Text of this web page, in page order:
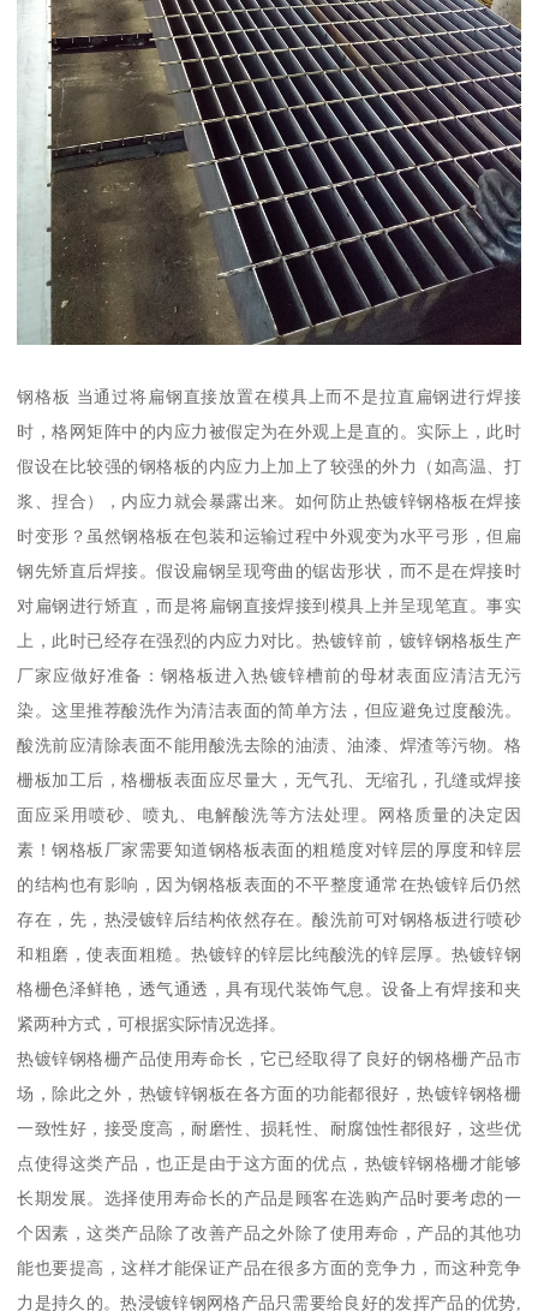
钢格板 当通过将扁钢直接放置在模具上而不是拉直扁钢进行焊接
时，格网矩阵中的内应力被假定为在外观上是直的。实际上，此时
假设在比较强的钢格板的内应力上加上了较强的外力（如高温、打
浆、捏合），内应力就会暴露出来。如何防止热镀锌钢格板在焊接
时变形？虽然钢格板在包装和运输过程中外观变为水平弓形，但扁
钢先矫直后焊接。假设扁钢呈现弯曲的锯齿形状，而不是在焊接时
对扁钢进行矫直，而是将扁钢直接焊接到模具上并呈现笔直。事实
上，此时已经存在强烈的内应力对比。热镀锌前，镀锌钢格板生产
厂家应做好准备：钢格板进入热镀锌槽前的母材表面应清洁无污
染。这里推荐酸洗作为清洁表面的简单方法，但应避免过度酸洗。
酸洗前应清除表面不能用酸洗去除的油渍、油漆、焊渣等污物。格
栅板加工后，格栅板表面应尽量大，无气孔、无缩孔，孔缝或焊接
面应采用喷砂、喷丸、电解酸洗等方法处理。网格质量的决定因
素！钢格板厂家需要知道钢格板表面的粗糙度对锌层的厚度和锌层
的结构也有影响，因为钢格板表面的不平整度通常在热镀锌后仍然
存在，先，热浸镀锌后结构依然存在。酸洗前可对钢格板进行喷砂
和粗磨，使表面粗糙。热镀锌的锌层比纯酸洗的锌层厚。热镀锌钢
格栅色泽鲜艳，透气通透，具有现代装饰气息。设备上有焊接和夹
紧两种方式，可根据实际情况选择。
热镀锌钢格栅产品使用寿命长，它已经取得了良好的钢格栅产品市
场，除此之外，热镀锌钢板在各方面的功能都很好，热镀锌钢格栅
一致性好，接受度高，耐磨性、损耗性、耐腐蚀性都很好，这些优
点使得这类产品，也正是由于这方面的优点，热镀锌钢格栅才能够
长期发展。选择使用寿命长的产品是顾客在选购产品时要考虑的一
个因素，这类产品除了改善产品之外除了使用寿命，产品的其他功
能也要提高，这样才能保证产品在很多方面的竞争力，而这种竞争
力是持久的。热浸镀锌钢网格产品只需要给良好的发挥产品的优势,